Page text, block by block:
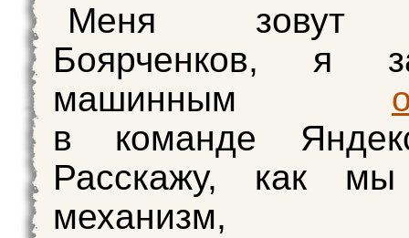
Меня зовут
Боярченков, я
машинным
в команде
Расскажу, как мы
механизм,